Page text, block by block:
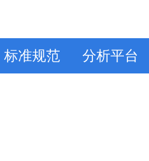
标准规范 分析平台